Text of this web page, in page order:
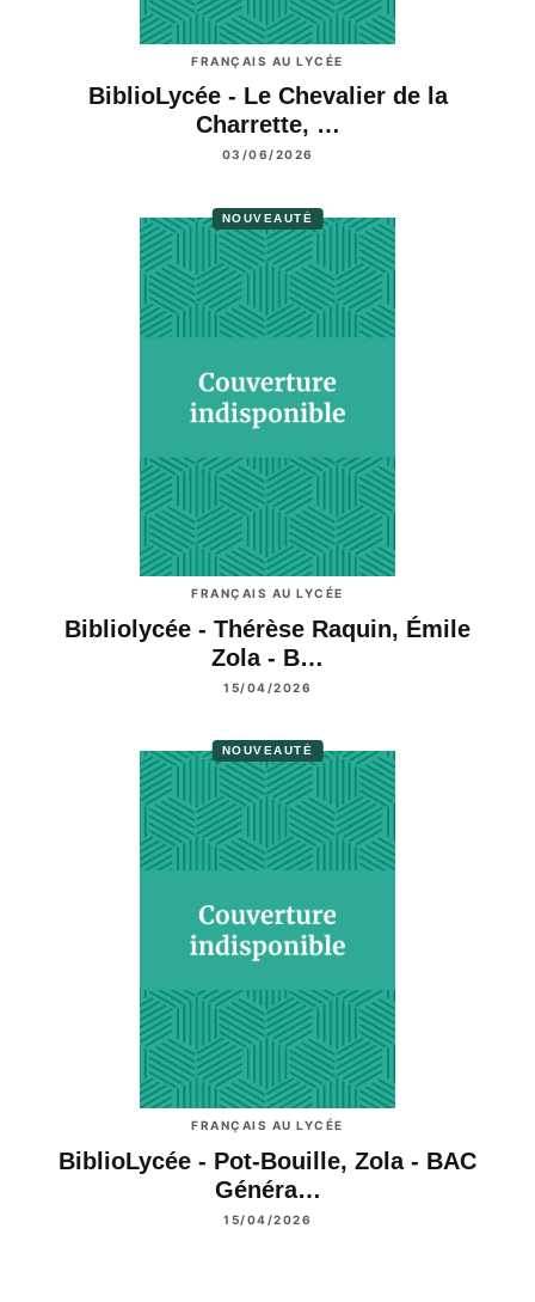
FRANÇAIS AU LYCÉE
BiblioLycée - Le Chevalier de la
Charrette, …
03/06/2026
NOUVEAUTÉ
FRANÇAIS AU LYCÉE
Bibliolycée - Thérèse Raquin, Émile
Zola - B…
15/04/2026
NOUVEAUTÉ
FRANÇAIS AU LYCÉE
BiblioLycée - Pot-Bouille, Zola - BAC
Généra…
15/04/2026